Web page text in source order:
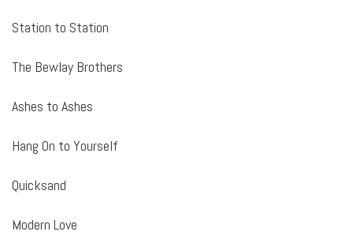
Station to Station
The Bewlay Brothers
Ashes to Ashes
Hang On to Yourself
Quicksand
Modern Love